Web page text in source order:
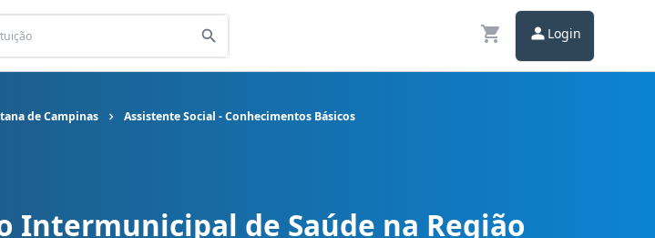
Login
de Campinas Assistente Social - Conhecimentos Básicos
Metropolitana de Campinas cargo Assistente Social - Conhecimentos Básicos
Intermunicipal de Saúde na Região